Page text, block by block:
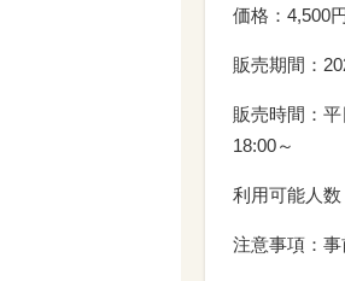
価格：4,500
販売期間：
販売時間：
18:00～
利用可能人
注意事項：事